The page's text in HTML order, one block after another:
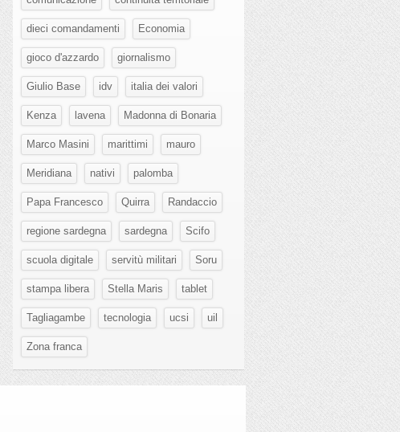
dieci comandamenti Economia
gioco d'azzardo giornalismo
Giulio Base idv italia dei valori
Kenza lavena Madonna di Bonaria
Marco Masini marittimi mauro
Meridiana nativi palomba
Papa Francesco Quirra Randaccio
regione sardegna sardegna Scifo
scuola digitale servitù militari Soru
stampa libera Stella Maris tablet
Tagliagambe tecnologia ucsi uil
Zona franca